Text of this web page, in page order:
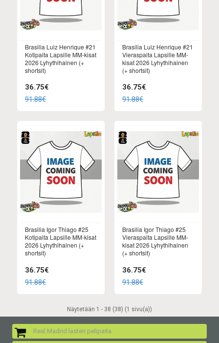
Brasilia Luiz Henrique #21
Kotipaita Lapsille MM-kisat
2026 Lyhythihainen (+
shortsit)
36.75€
91.88€
Brasilia Luiz Henrique #21
Vieraspaita Lapsille MM-
kisat 2026 Lyhythihainen
(+ shortsit)
36.75€
91.88€
Brasilia Igor Thiago #25
Kotipaita Lapsille MM-kisat
2026 Lyhythihainen (+
shortsit)
36.75€
91.88€
Brasilia Igor Thiago #25
Vieraspaita Lapsille MM-
kisat 2026 Lyhythihainen
(+ shortsit)
36.75€
91.88€
Näytetään 1 - 38 (38) (1 sivu(a))
Real Madrid lasten pelipaita